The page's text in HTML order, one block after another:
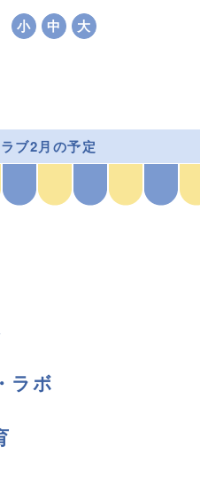
小 中 大
ブ2月の予定
ラボ